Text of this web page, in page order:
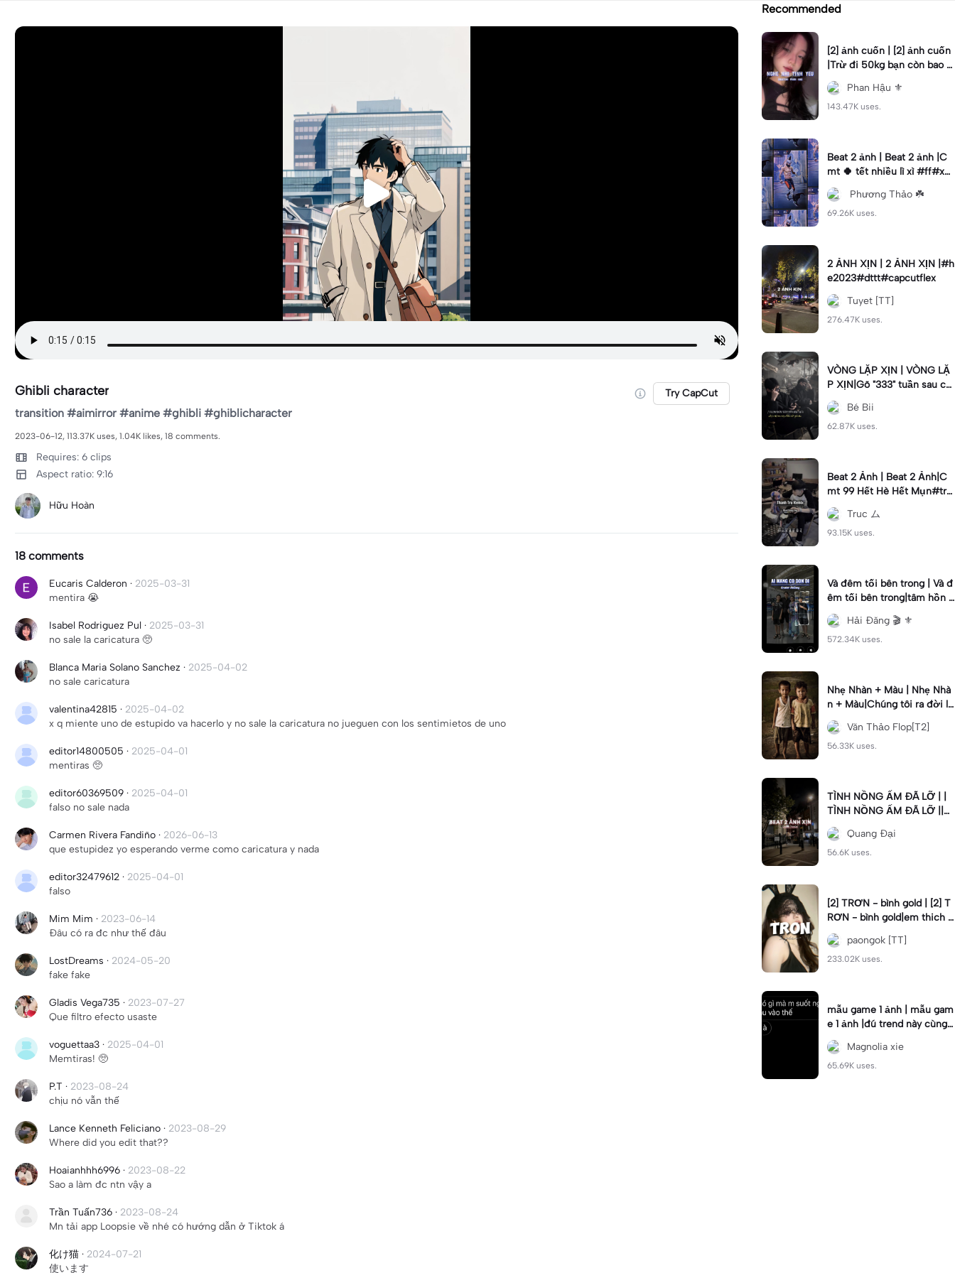
Ghibli character Try CapCut
transition #aimirror #anime #ghibli #ghiblicharacter
2023-06-12, 113.37K uses, 1.04K likes, 18 comments.
Requires: 6 clips
Aspect ratio: 9:16
Hữu Hoàn
18 comments
Eucaris Calderon · 2025-03-31
mentira 😭
Isabel Rodriguez Pul · 2025-03-31
no sale la caricatura 🥺
Blanca Maria Solano Sanchez · 2025-04-02
no sale caricatura
valentina42815 · 2025-04-02
x q miente uno de estupido va hacerlo y no sale la caricatura no jueguen con los sentimietos de uno
editor14800505 · 2025-04-01
mentiras 🥺
editor60369509 · 2025-04-01
falso no sale nada
Carmen Rivera Fandiño · 2026-06-13
que estupidez yo esperando verme como caricatura y nada
editor32479612 · 2025-04-01
falso
Mim Mim · 2023-06-14
Đâu có ra đc như thế đâu
LostDreams · 2024-05-20
fake fake
Gladis Vega735 · 2023-07-27
Que filtro efecto usaste
voguettaa3 · 2025-04-01
Memtiras! 🥺
P.T · 2023-08-24
chịu nó vẫn thế
Lance Kenneth Feliciano · 2023-08-29
Where did you edit that??
Hoaianhhh6996 · 2023-08-22
Sao a làm đc ntn vậy a
Trần Tuấn736 · 2023-08-24
Mn tải app Loopsie về nhé có hướng dẫn ở Tiktok á
化け猫 · 2024-07-21
使います
Recommended
[2] ảnh cuốn | [2] ảnh cuốn
|Trừ đi 50kg bạn còn bao n
hiêu? #phanhau #beat #fy
p #xhPhan Hậu ⚜️
143.47K uses.
Beat 2 ảnh | Beat 2 ảnh |C
mt 🍀 tết nhiều lì xì #ff#xh
#tetmaiman#kimhoa#nvk1
8
ㅤ Phương Thảo ☘️
69.26K uses.
2 ẢNH XỊN | 2 ẢNH XỊN |#h
e2023#dttt#capcutflex
Tuyet [TT]
276.47K uses.
VÒNG LẶP XỊN | VÒNG LẶ
P XỊN|Gõ "333" tuần sau ca
o lên 2cm #2anh#vonglap
Bé Bii
62.87K uses.
Beat 2 Ảnh | Beat 2 Ảnh|C
mt 99 Hết Hè Hết Mụn#tru
c
Truc ム
93.15K uses.
Và đêm tối bên trong | Và đ
êm tối bên trong|tâm hồn t
ừng dòng suy nghĩ ta xa nha
u vì #haidang #xh
Hải Đăng 🎬 ⚜
572.34K uses.
Nhẹ Nhàn + Màu | Nhẹ Nhà
n + Màu|Chúng tôi ra đời lă
n lộn phải nói nghĩa khí#nh
enhanVăn Thảo Flop[T2]
56.33K uses.
TÌNH NỒNG ẤM ĐÃ LỠ | |
TÌNH NỒNG ẤM ĐÃ LỠ ||C
mt “999” rủi ro qua đi #xhu
ong📌 #trinhdai #vonglap
Quang Đại
56.6K uses.
[2] TRƠN - bình gold | [2] T
RƠN - bình gold|em thich c
hoi do#dttt#tron#binhgold
#2anhnhennhang#fyp
paongok [TT]
233.02K uses.
mẫu game 1 ảnh | mẫu gam
e 1 ảnh |đú trend này cùng
ny đi mn #xh #dttt #landai
sy
Magnolia xie
65.69K uses.